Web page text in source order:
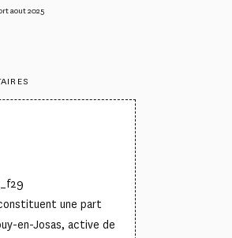
aout 2025
une part
en-Josas, active de